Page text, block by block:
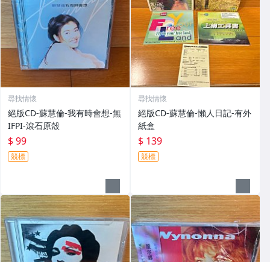
尋找情懷
絕版CD-蘇慧倫-我有時會想-無
IFPI-滾石原殼
$ 99
競標
尋找情懷
絕版CD-蘇慧倫-懶人日記-有外
紙盒
$ 139
競標